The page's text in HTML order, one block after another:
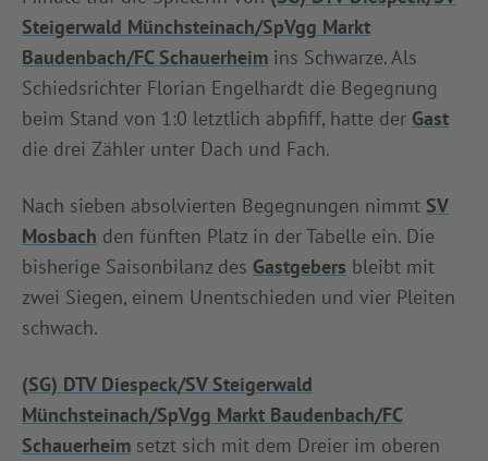
Steigerwald Münchsteinach/SpVgg Markt
Baudenbach/FC Schauerheim ins Schwarze. Als
Schiedsrichter Florian Engelhardt die Begegnung
beim Stand von 1:0 letztlich abpfiff, hatte der Gast
die drei Zähler unter Dach und Fach.
Nach sieben absolvierten Begegnungen nimmt SV
Mosbach den fünften Platz in der Tabelle ein. Die
bisherige Saisonbilanz des Gastgebers bleibt mit
zwei Siegen, einem Unentschieden und vier Pleiten
schwach.
(SG) DTV Diespeck/SV Steigerwald
Münchsteinach/SpVgg Markt Baudenbach/FC
Schauerheim setzt sich mit dem Dreier im oberen